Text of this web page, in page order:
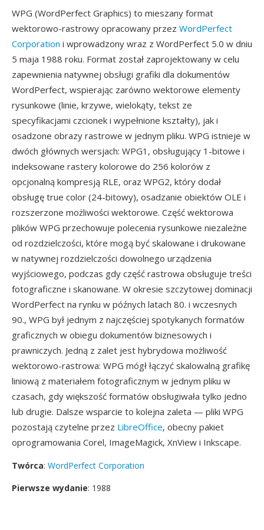
WPG (WordPerfect Graphics) to mieszany format
wektorowo-rastrowy opracowany przez WordPerfect
Corporation i wprowadzony wraz z WordPerfect 5.0 w dniu
5 maja 1988 roku. Format został zaprojektowany w celu
zapewnienia natywnej obsługi grafiki dla dokumentów
WordPerfect, wspierając zarówno wektorowe elementy
rysunkowe (linie, krzywe, wielokąty, tekst ze
specyfikacjami czcionek i wypełnione kształty), jak i
osadzone obrazy rastrowe w jednym pliku. WPG istnieje w
dwóch głównych wersjach: WPG1, obsługujący 1-bitowe i
indeksowane rastery kolorowe do 256 kolorów z
opcjonalną kompresją RLE, oraz WPG2, który dodał
obsługę true color (24-bitowy), osadzanie obiektów OLE i
rozszerzone możliwości wektorowe. Część wektorowa
plików WPG przechowuje polecenia rysunkowe niezależne
od rozdzielczości, które mogą być skalowane i drukowane
w natywnej rozdzielczości dowolnego urządzenia
wyjściowego, podczas gdy część rastrowa obsługuje treści
fotograficzne i skanowane. W okresie szczytowej dominacji
WordPerfect na rynku w późnych latach 80. i wczesnych
90., WPG był jednym z najczęściej spotykanych formatów
graficznych w obiegu dokumentów biznesowych i
prawniczych. Jedną z zalet jest hybrydowa możliwość
wektorowo-rastrowa: WPG mógł łączyć skalowalną grafikę
liniową z materiałem fotograficznym w jednym pliku w
czasach, gdy większość formatów obsługiwała tylko jedno
lub drugie. Dalsze wsparcie to kolejna zaleta — pliki WPG
pozostają czytelne przez LibreOffice, obecny pakiet
oprogramowania Corel, ImageMagick, XnView i Inkscape.
Twórca: WordPerfect Corporation
Pierwsze wydanie: 1988